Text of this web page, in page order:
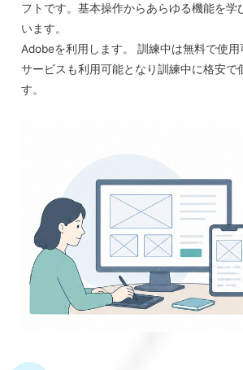
フトです。基本操作からあらゆる機能を学
います。
Adobeを利用します。 訓練中は無料で使用
サービスも利用可能となり訓練中に格安で
す。